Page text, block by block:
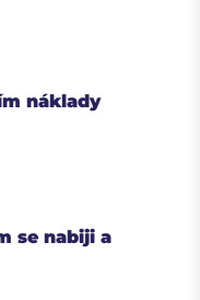
náklady
se nabiji a